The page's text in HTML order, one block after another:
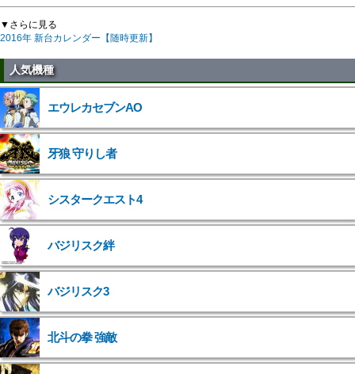
▼さらに見る
2016年 新台カレンダー【随時更新】
人気機種
エウレカセブンAO
牙狼 守りし者
シスタークエスト4
バジリスク絆
バジリスク3
北斗の拳 強敵